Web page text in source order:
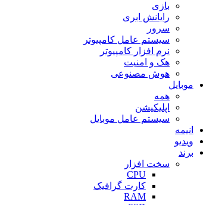
بازی
رایانش ابری
سرور
سیستم عامل کامپیوتر
نرم افزار کامپیوتر
هک و امنیت
هوش مصنوعی
موبایل
همه
اپلیکیشن
سیستم عامل موبایل
انیمه
ویدیو
برند
سخت افزار
CPU
کارت گرافیک
RAM